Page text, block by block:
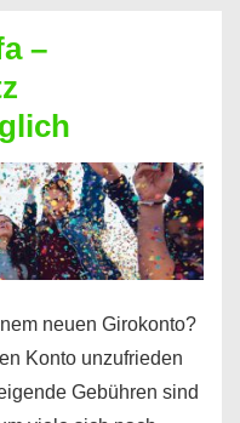
–
neuen Girokonto?
Konto unzufrieden
Gebühren sind